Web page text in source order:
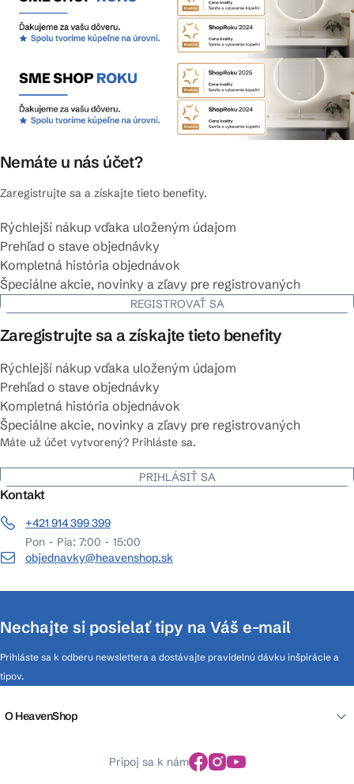
Nemáte u nás účet?
Zaregistrujte sa a získajte tieto benefity.
Rýchlejší nákup vďaka uloženým údajom
Prehľad o stave objednávky
Kompletná história objednávok
Špeciálne akcie, novinky a zľavy pre registrovaných
REGISTROVAŤ SA
Zaregistrujte sa a získajte tieto benefity
Rýchlejší nákup vďaka uloženým údajom
Prehľad o stave objednávky
Kompletná história objednávok
Špeciálne akcie, novinky a zľavy pre registrovaných
Máte už účet vytvorený? Prihláste sa.
PRIHLÁSIŤ SA
Kontakt
+421 914 399 399
Pon - Pia: 7:00 - 15:00
objednavky@heavenshop.sk
Nechajte si posielať tipy na Váš e-mail
Prihláste sa k odberu newslettera a dostávajte pravidelnú dávku inšpirácie a
tipov.
O HeavenShop
Pripoj sa k nám